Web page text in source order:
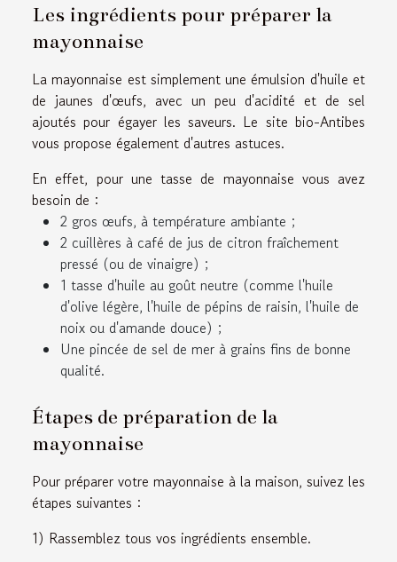
Les ingrédients pour préparer la
mayonnaise
La mayonnaise est simplement une émulsion d'huile et
de jaunes d'œufs, avec un peu d'acidité et de sel
ajoutés pour égayer les saveurs. Le site bio-Antibes
vous propose également d'autres astuces.
En effet, pour une tasse de mayonnaise vous avez
besoin de :
2 gros œufs, à température ambiante ;
2 cuillères à café de jus de citron fraîchement
pressé (ou de vinaigre) ;
1 tasse d'huile au goût neutre (comme l'huile
d'olive légère, l'huile de pépins de raisin, l'huile de
noix ou d'amande douce) ;
Une pincée de sel de mer à grains fins de bonne
qualité.
Étapes de préparation de la
mayonnaise
Pour préparer votre mayonnaise à la maison, suivez les
étapes suivantes :
1) Rassemblez tous vos ingrédients ensemble.